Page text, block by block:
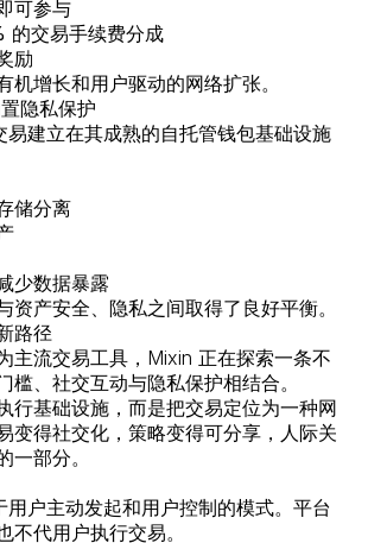
可参与
的交易手续费分成
励
机增长和用户驱动的网络扩张。
隐私保护
易建立在其成熟的自托管钱包基础设施
储分离
少数据暴露
资产安全、隐私之间取得了良好平衡。
路径
主流交易工具，Mixin 正在探索一条不
槛、社交互动与隐私保护相结合。
行基础设施，而是把交易定位为一种网
得社交化，策略变得可分享，人际关
一部分。
用户主动发起和用户控制的模式。平台
不代用户执行交易。